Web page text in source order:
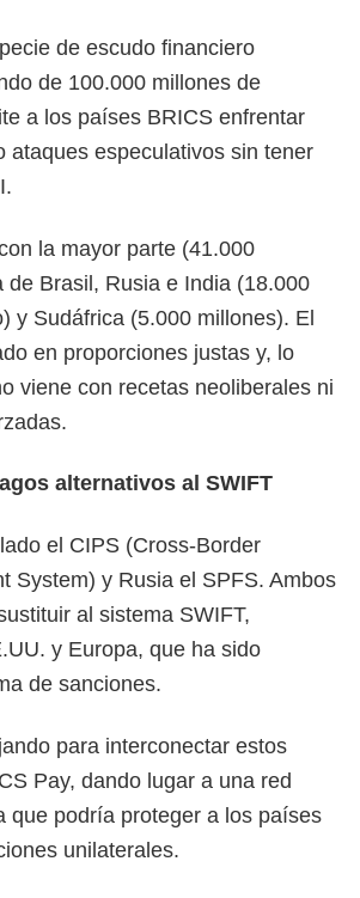
de escudo financiero
de 100.000 millones de
a los países BRICS enfrentar
ataques especulativos sin tener
la mayor parte (41.000
de Brasil, Rusia e India (18.000
y Sudáfrica (5.000 millones). El
en proporciones justas y, lo
viene con recetas neoliberales ni
alternativos al SWIFT
el CIPS (Cross-Border
System) y Rusia el SPFS. Ambos
al sistema SWIFT,
y Europa, que ha sido
de sanciones.
para interconectar estos
Pay, dando lugar a una red
que podría proteger a los países
unilaterales.